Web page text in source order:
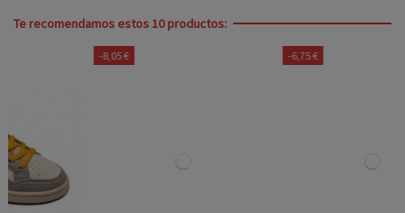
Te recomendamos estos 10 productos: